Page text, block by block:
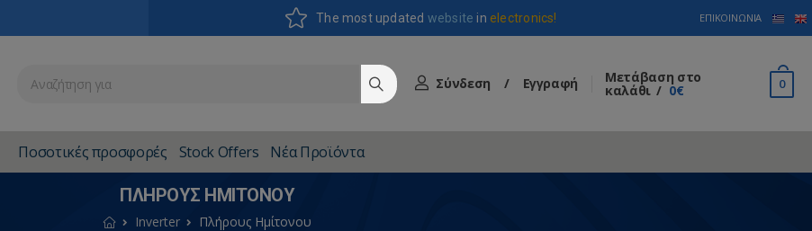
The most updated websitein electronics! ΕΠΙΚΟΙΝΩΝΊΑ
Σύνδεση / Εγγραφή Μετάβαση στο
καλάθι 0€ 0
Ποσοτικές προσφορές Stock Offers Νέα Προϊόντα
ΠΛΉΡΟΥΣ ΗΜΊΤΟΝΟΥ
Inverter Πλήρους Ημίτονου